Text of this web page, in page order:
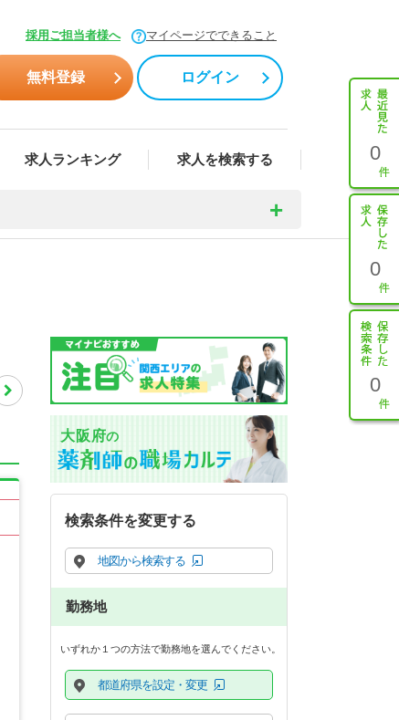
採用ご担当者様へ マイページでできること
無料登録 ログイン
求人ランキング 求人を検索する 0
0
0
大阪府の
検索条件を変更する
地図から検索する
勤務地
いずれか１つの方法で勤務地を選んでください。
都道府県を設定・変更